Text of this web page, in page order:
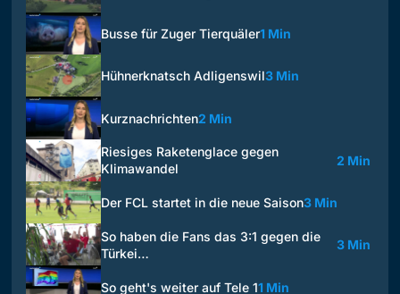
Busse für Zuger Tierquäler1 Min
Hühnerknatsch Adligenswil3 Min
Kurznachrichten2 Min
Riesiges Raketenglace gegen
Klimawandel
2 Min
Der FCL startet in die neue Saison3 Min
So haben die Fans das 3:1 gegen die
Türkei…
3 Min
So geht's weiter auf Tele 11 Min